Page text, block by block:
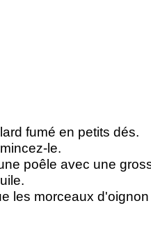
fumé en petits dés.
le.
poêle avec une
les morceaux